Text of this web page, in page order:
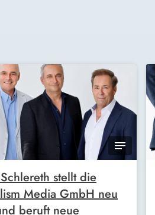
stellt die
Media GmbH neu
beruft neue